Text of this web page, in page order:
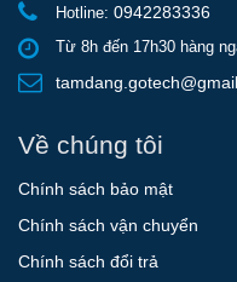
Hotline: 0942283336
Từ 8h đến 17h30 hàng
Về chúng tôi
Chính sách bảo mật
Chính sách vận chuyển
Chính sách đổi trả